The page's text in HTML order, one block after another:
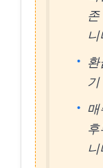
니
기
매
니